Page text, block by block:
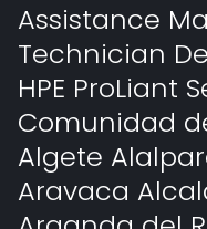
Assistance
Technician
HPE ProLiant
Comunidad
Algete
Aravaca